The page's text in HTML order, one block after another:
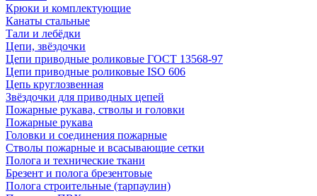
Крюки и комплектующие
Канаты стальные
Тали и лебёдки
Цепи, звёздочки
Цепи приводные роликовые ГОСТ 13568-97
Цепи приводные роликовые ISO 606
Цепь круглозвенная
Звёздочки для приводных цепей
Пожарные рукава, стволы и головки
Пожарные рукава
Головки и соединения пожарные
Стволы пожарные и всасывающие сетки
Полога и технические ткани
Брезент и полога брезентовые
Полога строительные (тарпаулин)